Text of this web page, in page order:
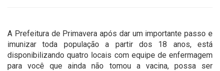
A Prefeitura de Primavera após dar um importante passo e
imunizar toda população a partir dos 18 anos, está
disponibilizando quatro locais com equipe de enfermagem
para você que ainda não tomou a vacina, possa ser